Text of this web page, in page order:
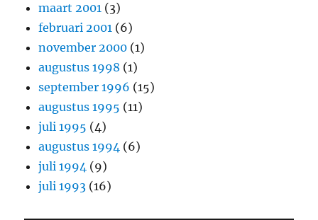
maart 2001 (3)
februari 2001 (6)
november 2000 (1)
augustus 1998 (1)
september 1996 (15)
augustus 1995 (11)
juli 1995 (4)
augustus 1994 (6)
juli 1994 (9)
juli 1993 (16)